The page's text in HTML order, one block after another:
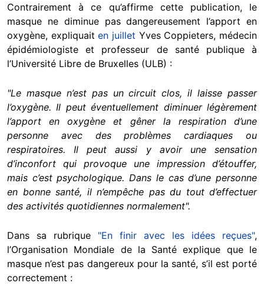
Contrairement à ce qu’affirme cette publication, le
masque ne diminue pas dangereusement l’apport en
oxygène, expliquaiten juillet Yves Coppieters, médecin
épidémiologiste et professeur de santé publique à
l’Université Libre de Bruxelles (ULB) :
"Le masque n’est pas un circuit clos, il laisse passer
l’oxygène. Il peut éventuellement diminuer légèrement
l’apport en oxygène et gêner la respiration d’une
personne avec des problèmes cardiaques ou
respiratoires. Il peut aussi y avoir une sensation
d’inconfort qui provoque une impression d’étouffer,
mais c’est psychologique. Dans le cas d’une personne
en bonne santé, il n’empêche pas du tout d’effectuer
des activités quotidiennes normalement".
Dans sa rubrique "En finir avec les idées reçues",
l’Organisation Mondiale de la Santé explique que le
masque n’est pas dangereux pour la santé, s’il est porté
correctement :